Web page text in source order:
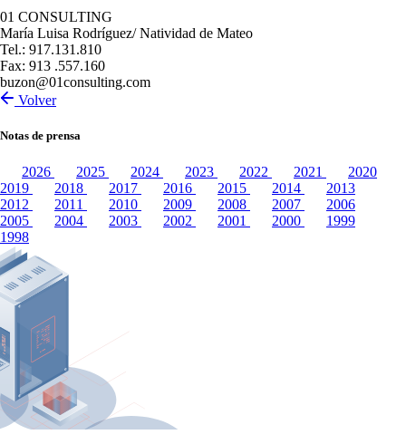
01 CONSULTING
María Luisa Rodríguez/ Natividad de Mateo
Tel.: 917.131.810
Fax: 913 .557.160
buzon@01consulting.com
Volver
Notas de prensa
2026 2025 2024 2023 2022 2021
2020
2019
2018 2017 2016 2015 2014
2013
2012
2011 2010 2009 2008 2007
2006
2005
2004 2003 2002 2001 2000
1999
1998